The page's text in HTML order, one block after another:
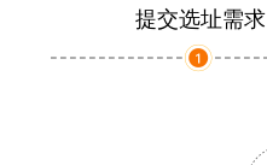
提交选址需求